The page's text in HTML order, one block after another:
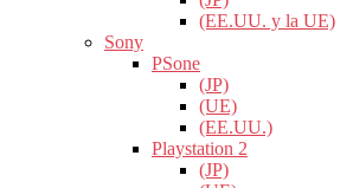
(EE.UU. y la UE)
Sony
PSone
(JP)
(UE)
(EE.UU.)
Playstation 2
(JP)